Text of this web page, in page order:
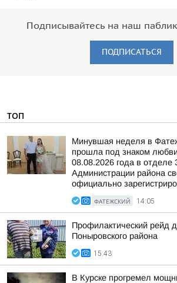
Подписывайтесь на наш
ПОДПИСАТЬСЯ
ТОП
Минувшая неделя в
прошла под знаком
08.08.2026 года в отделе
Администрации района
официально
ФАТЕЖСКИЙ 14:05
Профилактический рейд
Поныровского района
15:43
В Курске прогремел